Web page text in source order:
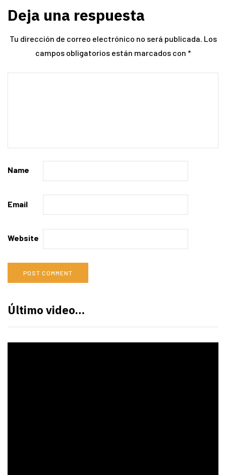
Deja una respuesta
Tu dirección de correo electrónico no será publicada. Los
campos obligatorios están marcados con *
Name
Email
Website
Último video…